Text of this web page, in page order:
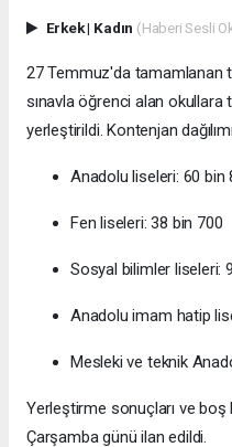
Erkek| Kadın (Haberi Sesli
27 Temmuz'da tamamlanan
sınavla öğrenci alan
yerleştirildi. Kontenjan
Anadolu liseleri: 60 bin
Fen liseleri: 38 bin 700
Sosyal bilimler liseleri:
Anadolu imam hatip
Mesleki ve teknik
Yerleştirme sonuçları ve
Çarşamba günü ilan edildi.